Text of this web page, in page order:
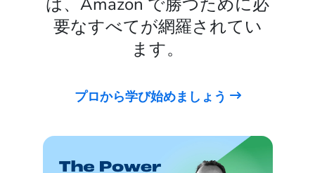
要なすべてが網羅されてい
ます。
プロから学び始めましょう